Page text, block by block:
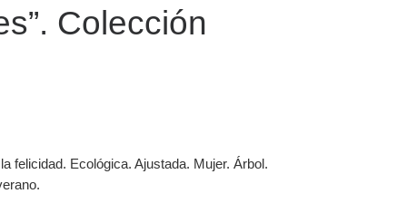
Colección
desde 19,95 € hasta 24,95 €
felicidad. Ecológica. Ajustada. Mujer. Árbol.